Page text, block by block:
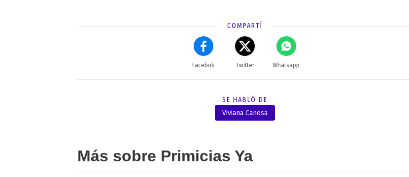
COMPARTÍ
Facebok Twitter Whatsapp
SE HABLÓ DE
Viviana Canosa
Más sobre Primicias Ya